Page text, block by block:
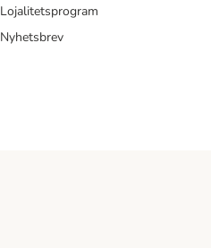
Lojalitetsprogram
Nyhetsbrev